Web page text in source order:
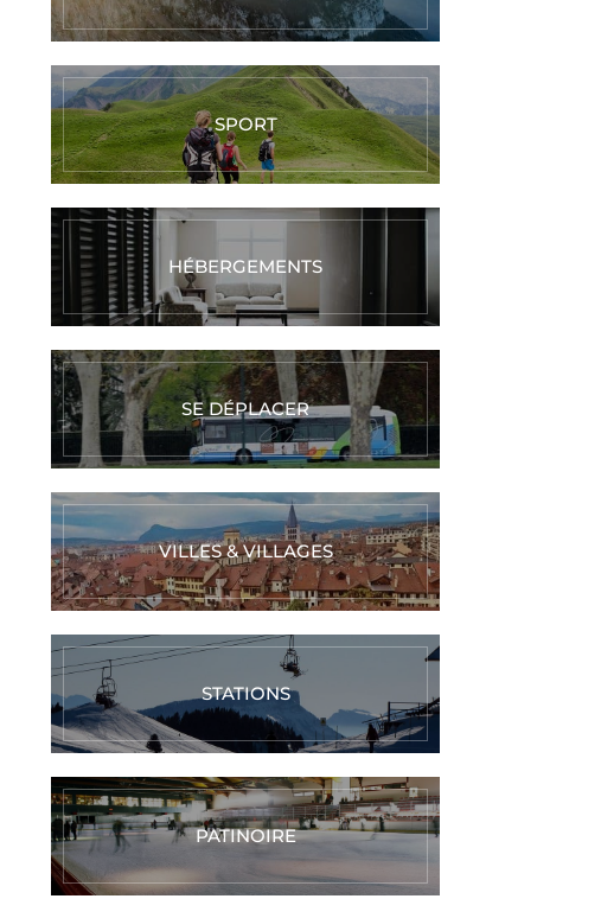
Réalisez vos
couteaux au
choix grâce à la
technique de
l'enlèvement de
matière
Réalisez votre
bague en
argent texturé
SPORT
HÉBERGEMENTS
SE DÉPLACER
VILLES & VILLAGES
STATIONS
PATINOIRE